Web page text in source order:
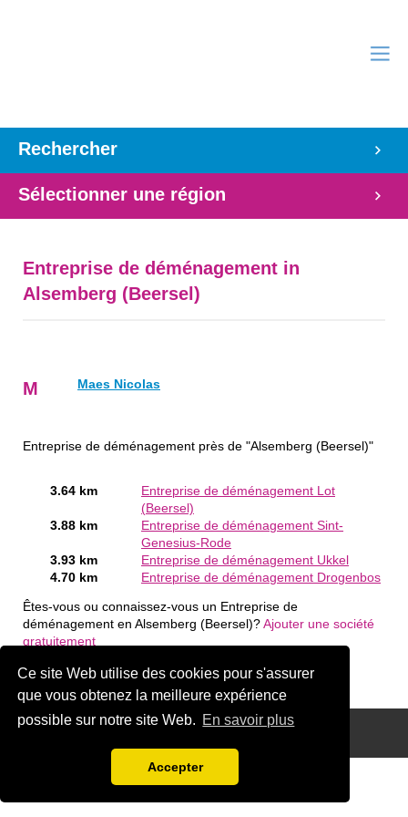
Ce site Web utilise des cookies pour s'assurer
que vous obtenez la meilleure expérience
possible sur notre site Web. En savoir plus
Accepter
Rechercher
Sélectionner une région
Entreprise de déménagement in
Alsemberg (Beersel)
M Maes Nicolas
Entreprise de déménagement près de "Alsemberg (Beersel)"
3.64 km
Entreprise de déménagement Lot
(Beersel)
3.88 km
Entreprise de déménagement Sint-
Genesius-Rode
3.93 km
Entreprise de déménagement Ukkel
4.70 km
Entreprise de déménagement Drogenbos
Êtes-vous ou connaissez-vous un Entreprise de
déménagement en Alsemberg (Beersel)? Ajouter une société
gratuitement